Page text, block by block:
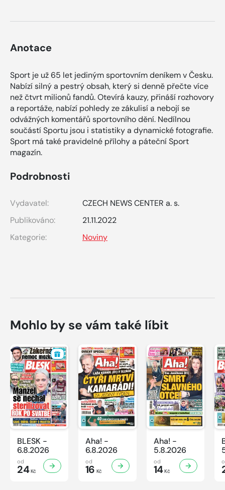
Anotace
Sport je už 65 let jediným sportovním deníkem v Česku.
Nabízí silný a pestrý obsah, který si denně přečte více
než čtvrt milionů fandů. Otevírá kauzy, přináší rozhovory
a reportáže, nabízí pohledy ze zákulisí a nebojí se
odvážných komentářů sportovního dění. Nedílnou
součástí Sportu jsou i statistiky a dynamické fotografie.
Sport má také pravidelné přílohy a páteční Sport
magazín.
Podrobnosti
Vydavatel:
CZECH NEWS CENTER a. s.
Publikováno:
21.11.2022
Kategorie:
Noviny
Mohlo by se vám také líbit
BLESK -
6.8.2026
od
24Kč
Aha! -
6.8.2026
od
16 Kč
Aha! -
5.8.2026
od
14Kč